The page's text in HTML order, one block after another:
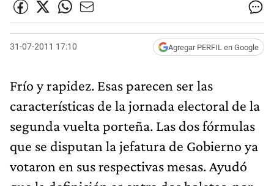
31-07-2011 17:10 Agregar PERFIL en Google
Frío y rapidez. Esas parecen ser las
características de la jornada electoral de la
segunda vuelta porteña. Las dos fórmulas
que se disputan la jefatura de Gobierno ya
votaron en sus respectivas mesas. Ayudó